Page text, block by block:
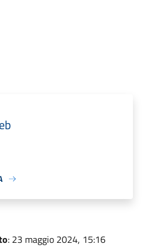
: 23 maggio 2024, 15:16